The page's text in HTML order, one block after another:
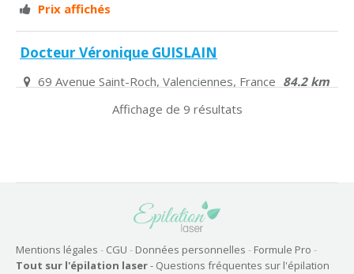
Prix affichés
Docteur Véronique GUISLAIN
69 Avenue Saint-Roch, Valenciennes, France 84.2 km
médecin esthétique
29 rue Capron, Valenciennes, France
médecin esthétique
Affichage de 9 résultats
Mentions légales - CGU - Données personnelles - Formule Pro -
Tout sur l'épilation laser- Questions fréquentes sur l'épilation